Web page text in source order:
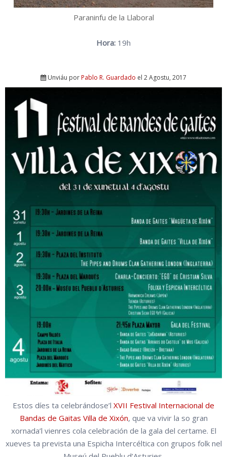
Paraninfu de la Llaboral
Hora: 19h
Unviáu porPablo R. Guardado el 2 Agostu, 2017
Estos díes ta celebrándose’l XVII Festival Internacional de
Bandas de Gaitas Villa de Xixón, que va vivir la so gran
xornada’l vienres cola celebración de la gala del certame. El
xueves ta prevista una Espicha Intercéltica con grupos folk nel